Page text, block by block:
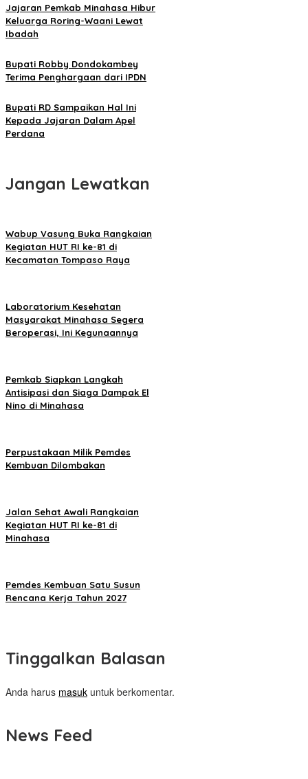
Jajaran Pemkab Minahasa Hibur
Keluarga Roring-Waani Lewat
Ibadah
Bupati Robby Dondokambey
Terima Penghargaan dari IPDN
Bupati RD Sampaikan Hal Ini
Kepada Jajaran Dalam Apel
Perdana
Jangan Lewatkan
Wabup Vasung Buka Rangkaian
Kegiatan HUT RI ke-81 di
Kecamatan Tompaso Raya
Laboratorium Kesehatan
Masyarakat Minahasa Segera
Beroperasi, Ini Kegunaannya
Pemkab Siapkan Langkah
Antisipasi dan Siaga Dampak El
Nino di Minahasa
Perpustakaan Milik Pemdes
Kembuan Dilombakan
Jalan Sehat Awali Rangkaian
Kegiatan HUT RI ke-81 di
Minahasa
Pemdes Kembuan Satu Susun
Rencana Kerja Tahun 2027
Tinggalkan Balasan
Anda harus masuk untuk berkomentar.
News Feed